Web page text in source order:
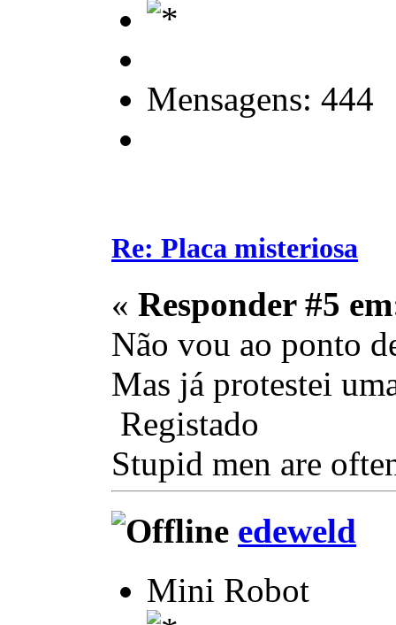
Mensagens: 444
Re: Placa misteriosa
« Responder #5
Não vou ao ponto
Mas já protestei
Registado
Stupid men are
edeweld
Mini Robot